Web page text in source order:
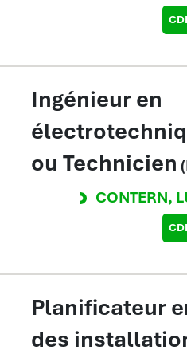
CDI
Ingénieur en
ou Technicien
CONTERN,
CDI
Planificateur
des